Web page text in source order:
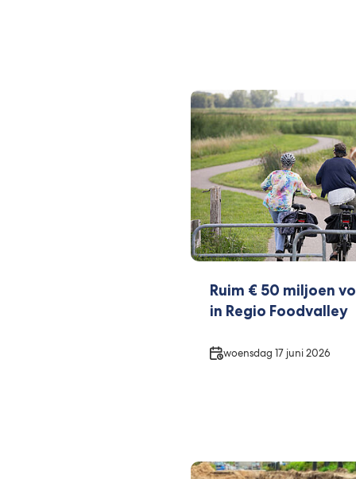
Ruim € 50 miljoen
in Regio Foodvalley
Datum
woensdag 17 juni 2026